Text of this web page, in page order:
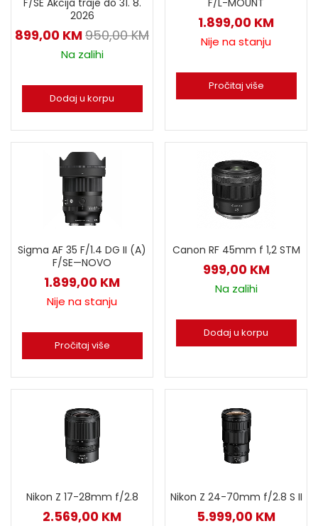
2026
899,00 KM950,00KM
Na zalihi
Dodaj u korpu
1.899,00 KM
Nije na stanju
Pročitaj više
Sigma AF 35 F/1.4 DG II (A)
F/SE—NOVO
1.899,00 KM
Nije na stanju
Pročitaj više
Canon RF 45mm f 1,2 STM
999,00 KM
Na zalihi
Dodaj u korpu
Nikon Z 17-28mm f/2.8
2.569,00 KM
Nikon Z 24-70mm f/2.8 S II
5.999,00 KM